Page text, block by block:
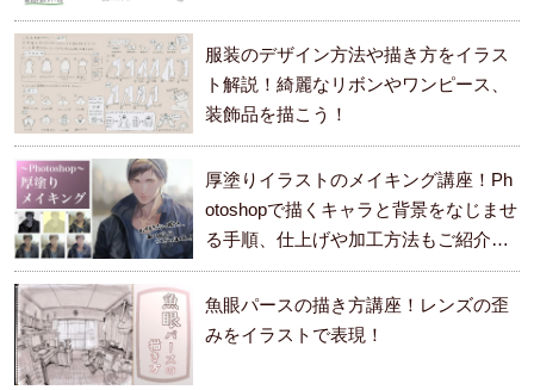
服装のデザイン方法や描き方をイラス
ト解説！綺麗なリボンやワンピース、
装飾品を描こう！
厚塗りイラストのメイキング講座！Ph
otoshopで描くキャラと背景をなじませ
る手順、仕上げや加工方法もご紹介し
ます。
魚眼パースの描き方講座！レンズの歪
みをイラストで表現！